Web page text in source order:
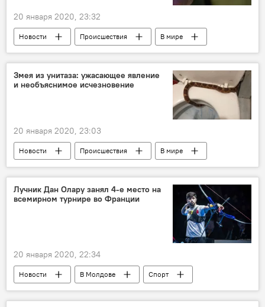
20 января 2020, 23:32
Новости Происшествия
В мире
Общество
Россия
Змея из унитаза: ужасающее явление
и необъяснимое исчезновение
20 января 2020, 23:03
Новости Происшествия
В мире
Россия
Лучник Дан Олару занял 4-е место на
всемирном турнире во Франции
20 января 2020, 22:34
Новости В Молдове Спорт